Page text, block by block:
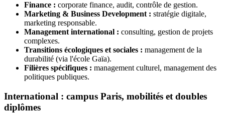
Finance : corporate finance, audit, contrôle de gestion.
Marketing & Business Development : stratégie digitale,
marketing responsable.
Management international : consulting, gestion de projets
complexes.
Transitions écologiques et sociales : management de la
durabilité (via l'école Gaïa).
Filières spécifiques : management culturel, management des
politiques publiques.
International : campus Paris, mobilités et doubles
diplômes